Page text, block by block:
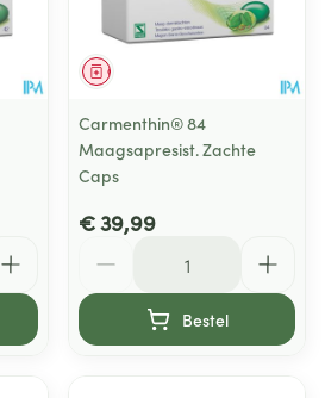
Geneesmiddel
Carmenthin® 84
Maagsapresist. Zachte
Caps
€ 39,99
Bestel